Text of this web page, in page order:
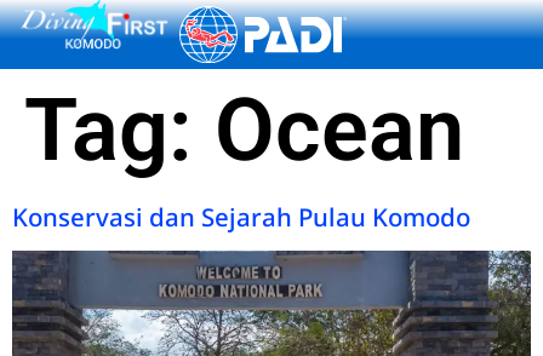
content
Tag: Ocean
Konservasi dan Sejarah Pulau Komodo